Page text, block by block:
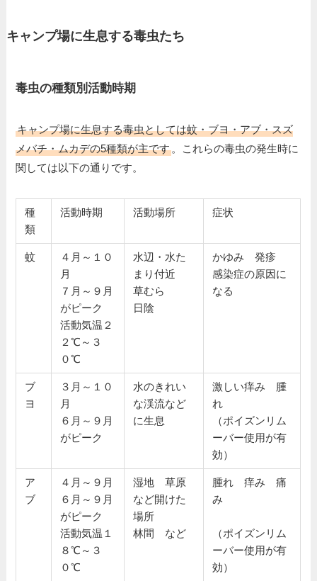
キャンプ場に生息する毒虫たち
毒虫の種類別活動時期
キャンプ場に生息する毒虫としては蚊・ブヨ・アブ・スズ
メバチ・ムカデの5種類が主です 。これらの毒虫の発生時に
関しては以下の通りです。
種
類
活動時期 活動場所 症状
蚊
４月～１０
月
７月～９月
がピーク
活動気温２
２℃～３
０℃
水辺・水た
まり付近
草むら
日陰
かゆみ 発疹
感染症の原因に
なる
ブ
ヨ
３月～１０
月
６月～９月
がピーク
水のきれい
な渓流など
に生息
激しい痒み 腫
れ
（ポイズンリム
ーバー使用が有
効）
ア
ブ
４月～９月
６月～９月
がピーク
活動気温１
８℃～３
０℃
湿地 草原
など開けた
場所
林間 など
腫れ 痒み 痛
み
（ポイズンリム
ーバー使用が有
効）